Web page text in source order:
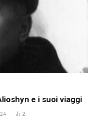
e i suoi viaggi
2